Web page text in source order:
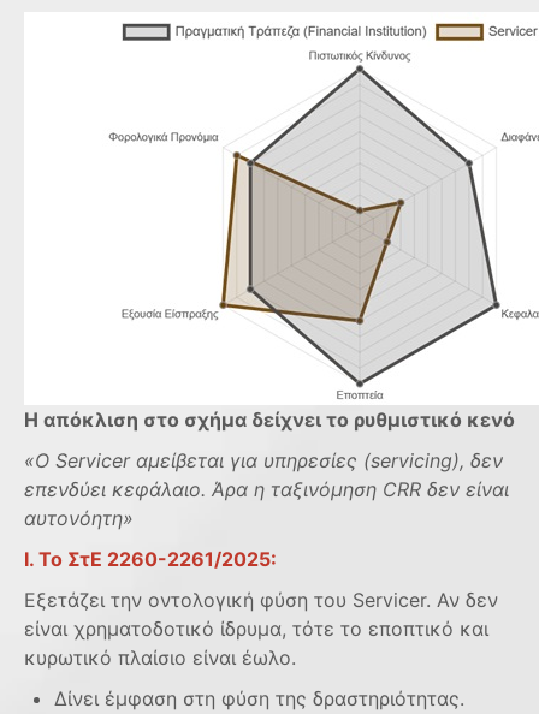
Η απόκλιση στο σχήμα δείχνει το ρυθμιστικό κενό
«Ο Servicer αμείβεται για υπηρεσίες (servicing), δεν
επενδύει κεφάλαιο. Άρα η ταξινόμηση CRR δεν είναι
αυτονόητη»
Ι. Το ΣτΕ 2260-2261/2025:
Εξετάζει την οντολογική φύση του Servicer. Αν δεν
είναι χρηματοδοτικό ίδρυμα, τότε το εποπτικό και
κυρωτικό πλαίσιο είναι έωλο.
Δίνει έμφαση στη φύση της δραστηριότητας.